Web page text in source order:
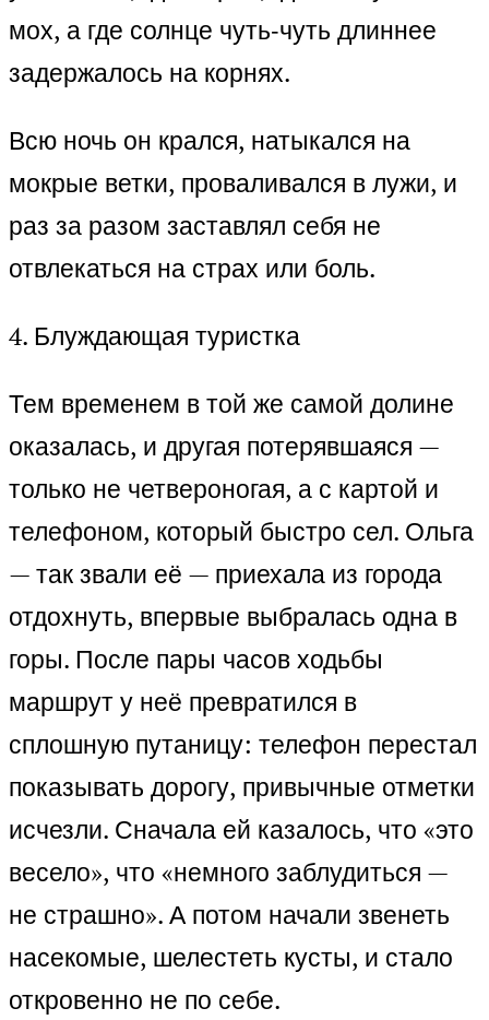
мох, а где солнце чуть‑чуть длиннее
задержалось на корнях.
Всю ночь он крался, натыкался на
мокрые ветки, проваливался в лужи, и
раз за разом заставлял себя не
отвлекаться на страх или боль.
4. Блуждающая туристка
Тем временем в той же самой долине
оказалась, и другая потерявшаяся —
только не четвероногая, а с картой и
телефоном, который быстро сел. Ольга
— так звали её — приехала из города
отдохнуть, впервые выбралась одна в
горы. После пары часов ходьбы
маршрут у неё превратился в
сплошную путаницу: телефон перестал
показывать дорогу, привычные отметки
исчезли. Сначала ей казалось, что «это
весело», что «немного заблудиться —
не страшно». А потом начали звенеть
насекомые, шелестеть кусты, и стало
откровенно не по себе.